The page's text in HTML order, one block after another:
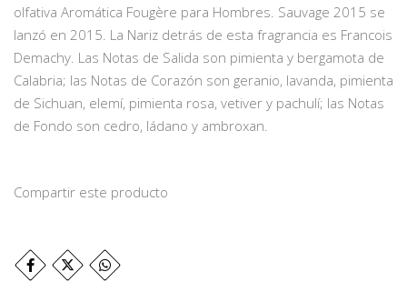
olfativa Aromática Fougère para Hombres. Sauvage 2015 se
lanzó en 2015. La Nariz detrás de esta fragrancia es Francois
Demachy. Las Notas de Salida son pimienta y bergamota de
Calabria; las Notas de Corazón son geranio, lavanda, pimienta
de Sichuan, elemí, pimienta rosa, vetiver y pachulí; las Notas
de Fondo son cedro, ládano y ambroxan.
Compartir este producto